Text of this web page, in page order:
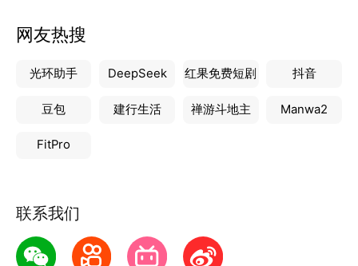
首屏任你选，同时还可有讨论。
价值标定，做预测，定性、定级、再定量。
下步事务点一点，快速，有效，人人赞。
……
网友热搜
光环助手 DeepSeek 红果免费短剧 抖音
豆包 建行生活 禅游斗地主 Manwa2
FitPro
联系我们